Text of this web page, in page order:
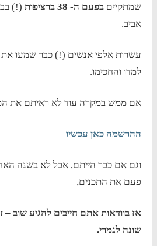
שמתקייםבפעם ה- 38 ברציפות
(!)
אביב.
עשרות אלפי אנשים (!) כבר שמעו את
למדו והחכימו.
אם ממש במקרה עוד לא ראיתם את
ההרשמה כאן עכשיו
וגם אם כבר הייתם, אבל לא בשנה
פעם את התכנים,
אז בוודאות אתם חייבים להגיע שוב –
שונה לגמרי.